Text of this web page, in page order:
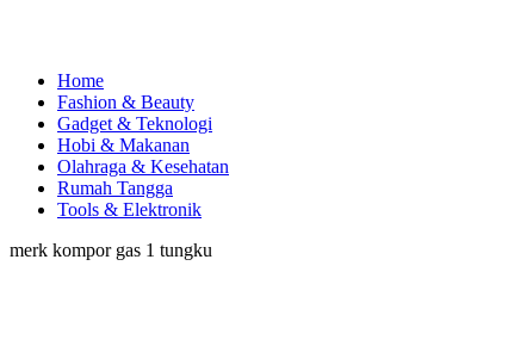
Home
Fashion & Beauty
Gadget & Teknologi
Hobi & Makanan
Olahraga & Kesehatan
Rumah Tangga
Tools & Elektronik
merk kompor gas 1 tungku